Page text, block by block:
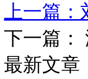
上一篇：
下一篇：
最新文章